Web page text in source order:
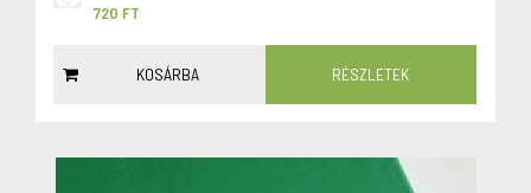
720 FT
KOSÁRBA RÉSZLETEK